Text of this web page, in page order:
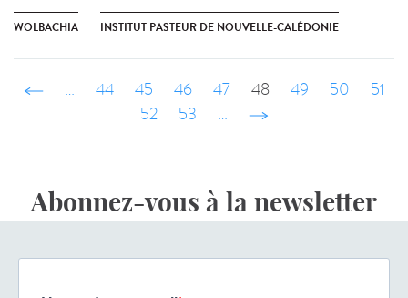
WOLBACHIA INSTITUT PASTEUR DE NOUVELLE-CALÉDONIE
‹ précédent
… 44 45 46 47 48 49 50
51
52
53 … suivant ›
Abonnez-vous à la newsletter